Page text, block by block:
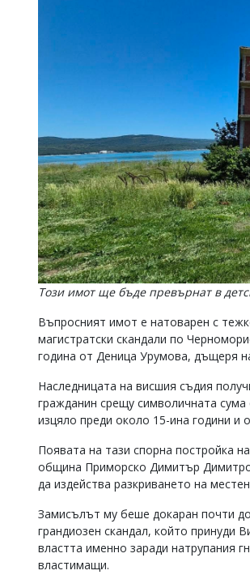
Този имот ще бъде превърнат в
Въпросният имот е натоварен с
магистратски скандали по
година от Деница Урумова, дъщеря
Наследницата на висшия съдия
гражданин срещу символичната
изцяло преди около 15-ина години и
Появата на тази спорна постройка
община Приморско Димитър
да издейства разкриването на
Замисълът му беше докаран почти
грандиозен скандал, който принуди
властта именно заради натрупания
властимащи.